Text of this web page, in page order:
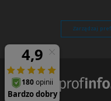
Zarządzaj